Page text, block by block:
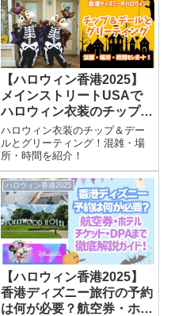
【ハロウィン香港2025】
メインストリートUSAで
ハロウィン衣装のチップ＆
デールとグリーティング！
混雑・場所・時間まとめ
ハロウィン衣装のチップ＆デー
ルとグリーティング！混雑・場
所・時間を紹介！
ハロウィン香港2025
【ハロウィン香港2025】
香港ディズニー旅行の予約
は何が必要？航空券・ホテ